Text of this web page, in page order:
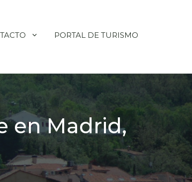
PORTAL DE TURISMO
en Madrid,